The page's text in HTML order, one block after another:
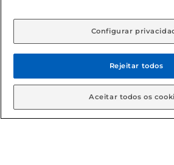
aviso prévio. O valor mínimo para as
© 2026 Copyright. Todos
reservados
Configurar
Rejeitar todos
Aceitar todos os